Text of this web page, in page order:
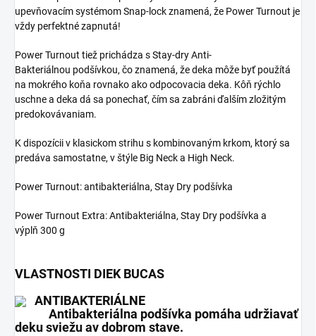
upevňovacím systémom Snap-lock znamená, že Power Turnout je
vždy perfektné zapnutá!
Power Turnout tiež prichádza s Stay-dry Anti-
Bakteriálnou podšívkou, čo znamená, že deka môže byť použítá
na mokrého koňa rovnako ako odpocovacia deka. Kôň rýchlo
uschne a deka dá sa ponechať, čím sa zabráni ďalším zložitým
predokovávaniam.
K dispozícii v klasickom strihu s kombinovaným krkom, ktorý sa
predáva samostatne, v štýle Big Neck a High Neck.
Power Turnout: antibakteriálna, Stay Dry podšívka
Power Turnout Extra: Antibakteriálna, Stay Dry podšívka a
výplň 300 g
VLASTNOSTI DIEK BUCAS
ANTIBAKTERIÁLNE
Antibakteriálna podšívka pomáha udržiavať
deku sviežu av dobrom stave.